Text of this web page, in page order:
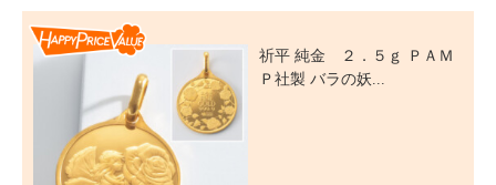
祈平 純金 ２．５ｇ ＰＡＭ
Ｐ社製 バラの妖...